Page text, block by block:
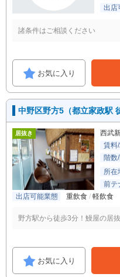
出店
諸条件はご相談ください
お気に入り
中野区野方5（都立家政駅
居抜き 西武
賃料
階数
所在
前テ
出店可能業態
重飲食 軽飲食
野方駅から徒歩3分！鰻屋の居
お気に入り